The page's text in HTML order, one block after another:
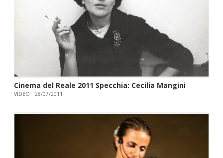
Cinema del Reale 2011 Specchia: Cecilia Mangini
VIDEO 28/07/2011